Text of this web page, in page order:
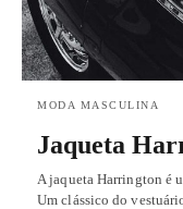
MODA MASCULINA
Jaqueta
A jaqueta Harrington é
Um clássico do